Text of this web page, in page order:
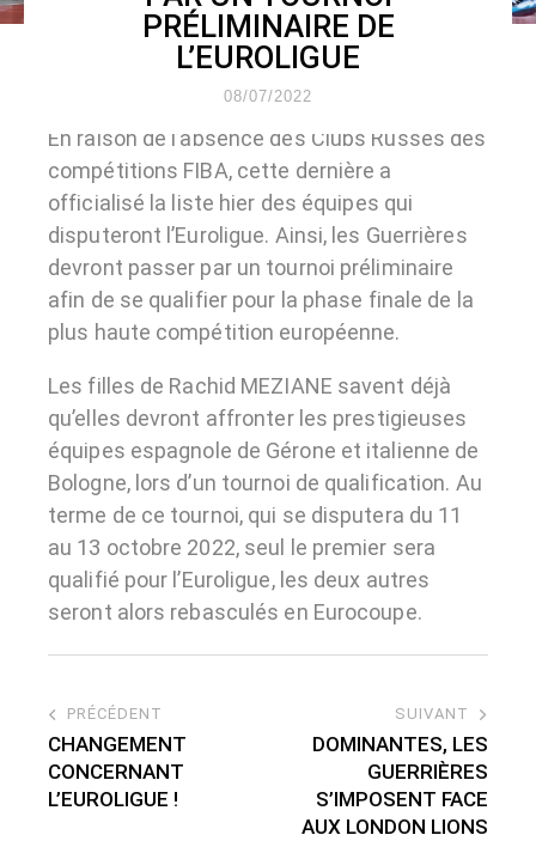
PRÉLIMINAIRE DE
L’EUROLIGUE
08/07/2022
En raison de l’absence des Clubs Russes des
compétitions FIBA, cette dernière a
officialisé la liste hier des équipes qui
disputeront l’Euroligue. Ainsi, les Guerrières
devront passer par un tournoi préliminaire
afin de se qualifier pour la phase finale de la
plus haute compétition européenne.
Les filles de Rachid MEZIANE savent déjà
qu’elles devront affronter les prestigieuses
équipes espagnole de Gérone et italienne de
Bologne, lors d’un tournoi de qualification. Au
terme de ce tournoi, qui se disputera du 11
au 13 octobre 2022, seul le premier sera
qualifié pour l’Euroligue, les deux autres
seront alors rebasculés en Eurocoupe.
PRÉCÉDENT
CHANGEMENT
CONCERNANT
L’EUROLIGUE !
SUIVANT
DOMINANTES, LES
GUERRIÈRES
S’IMPOSENT FACE
AUX LONDON LIONS